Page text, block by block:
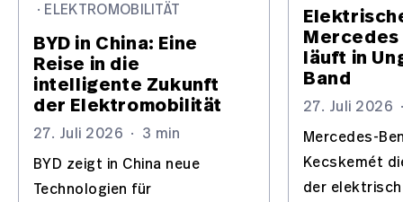
· ELEKTROMOBILITÄT
BYD in China: Eine
Reise in die
intelligente Zukunft
der Elektromobilität
27. Juli 2026 · 3 min
BYD zeigt in China neue
Technologien für
Mercedes
läuft in
Band
27. Juli 2026
Mercedes-
Kecskemét
der